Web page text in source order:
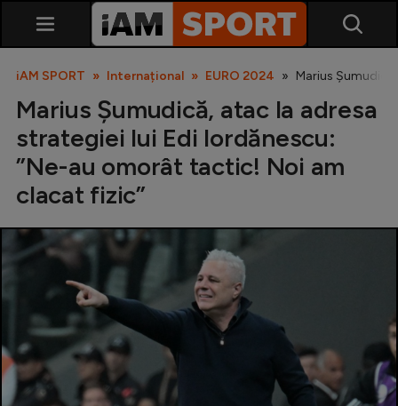
SuperLiga
Liga 2
Cupa României
Echipa Națională
U21
Fotbal feminin
iAM SPORT Internațional EURO 2024 Marius
Marius Șumudică, atac la adresa
strategiei lui Edi Iordănescu:
”Ne-au omorât tactic! Noi am
clacat fizic”